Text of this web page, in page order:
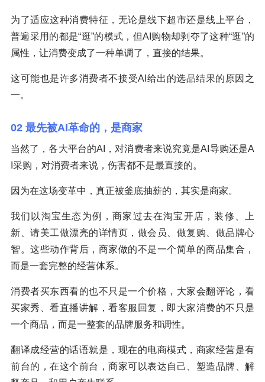
为了适应这种消费特征，无论是线下超市还是线上平台，
普遍采用的都是“逛”的模式，但AI购物却剥夺了这种“逛”的
属性，让消费变成了一种单调了，直接的结果。
这可能也是许多消费者不接受AI给出的选品结果的原因之
一。
02 最先被AI革命的，是商家
当然了，各大平台的AI，对消费者来说究竟是AI导购还是A
I采购，对消费者来说，伤害都不是最直接的。
因为在这场变革中，真正被釜底抽薪的，其实是商家。
我们以淘宝生态为例，商家过去在淘宝开店，装修、上
新、请美工做漂亮的详情页，做会员、做复购、做品牌心
智。这些动作背后，商家做的不是一个简单的商品集合，
而是一套完整的经营体系。
消费者买东西看的也不只是一个价格，大家会翻评论，看
买家秀、看直播讲解，看客服回复，即大家消费的不只是
一个商品，而是一整套的品牌服务和调性。
翻译成经营的话语就是，现在的电商模式，商家经营是有
前台的，在这个前台，商家可以表达自己、塑造品牌、解